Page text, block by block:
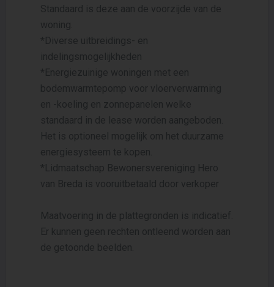
Standaard is deze aan de voorzijde van de
woning.
*Diverse uitbreidings- en
indelingsmogelijkheden
*Energiezuinige woningen met een
bodemwarmtepomp voor vloerverwarming
en -koeling en zonnepanelen welke
standaard in de lease worden aangeboden.
Het is optioneel mogelijk om het duurzame
energiesysteem te kopen.
*Lidmaatschap Bewonersvereniging Hero
van Breda is vooruitbetaald door verkoper
Maatvoering in de plattegronden is indicatief.
Er kunnen geen rechten ontleend worden aan
de getoonde beelden.